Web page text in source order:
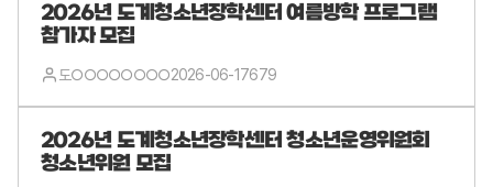
2026년 도계청소년장학센터 여름방학 프로그램
참가자 모집
도○○○○○○○○2026-06-17679
2026년 도계청소년장학센터 청소년운영위원회
청소년위원 모집